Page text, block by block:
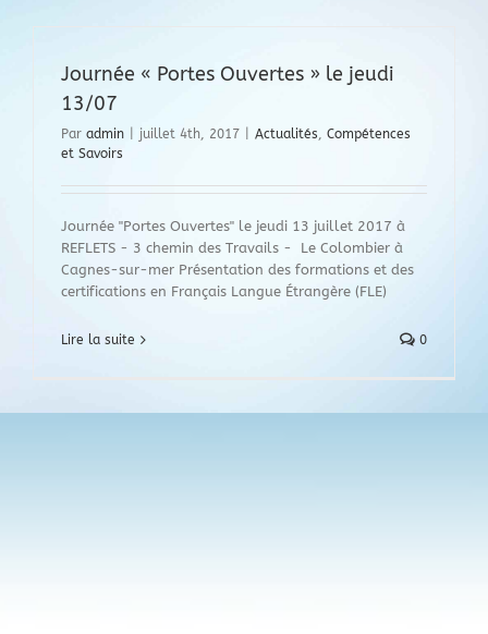
Journée « Portes Ouvertes » le jeudi
13/07
Par admin juillet 4th, 2017 Actualités, Compétences
et Savoirs
Journée "Portes Ouvertes" le jeudi 13 juillet 2017 à
REFLETS - 3 chemin des Travails - Le Colombier à
Cagnes-sur-mer Présentation des formations et des
certifications en Français Langue Étrangère (FLE)
Lire la suite 0